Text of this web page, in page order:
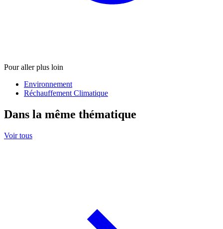
Pour aller plus loin
Environnement
Réchauffement Climatique
Dans la même thématique
Voir tous